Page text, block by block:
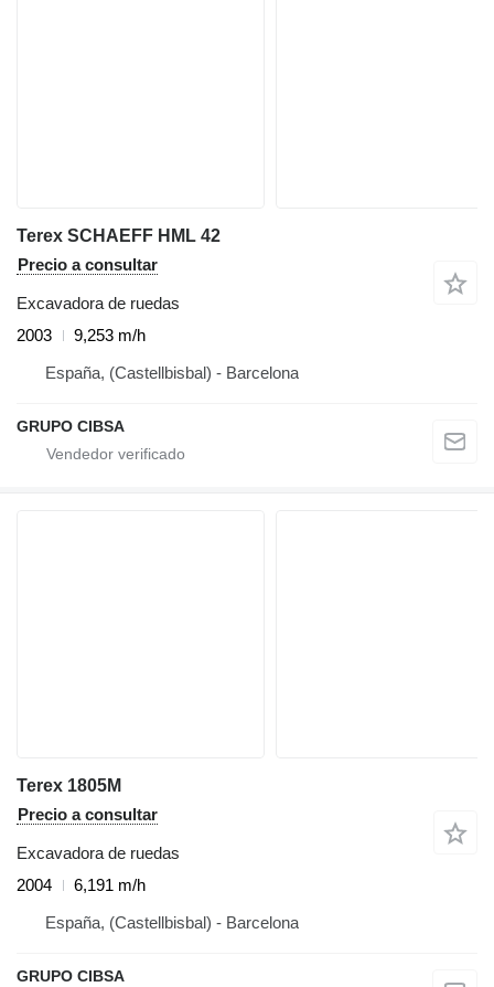
Terex SCHAEFF HML 42
Precio a consultar
Excavadora de ruedas
2003
9,253 m/h
España, (Castellbisbal) - Barcelona
GRUPO CIBSA
Terex 1805M
Precio a consultar
Excavadora de ruedas
2004
6,191 m/h
España, (Castellbisbal) - Barcelona
GRUPO CIBSA